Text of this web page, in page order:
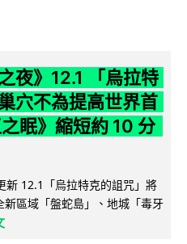
夜》12.1 「烏拉特
穴不為提高世界首
眠》縮短約 10 分
新 12.1「烏拉特克的詛咒」將
區域「盤蛇島」、地城「毒牙